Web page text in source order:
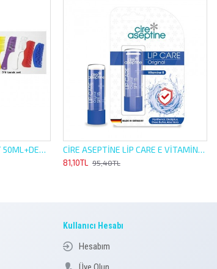
CALDİON KOFRE SET EDT 50ML+DEO 150ML + 5 Lİ TARAK SET CİRE ASEPTİNE LİP CARE E VİTAMİNLİ 4,5G ORJİNAL NEMLENDİRİCİ
81,10TL 95,40TL
Kullanıcı Hesabı
Hesabım